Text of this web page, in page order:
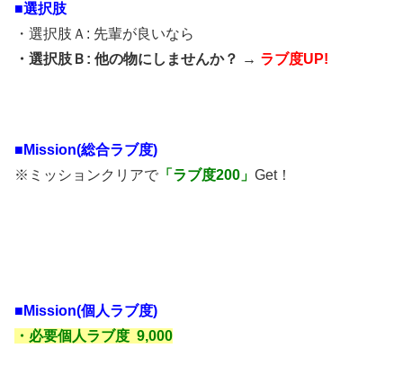
■選択肢
・選択肢Ａ: 先輩が良いなら
・選択肢Ｂ: 他の物にしませんか？ → ラブ度UP!
■Mission(総合ラブ度)
※ミッションクリアで 「ラブ度200」 Get！
■Mission(個人ラブ度)
・必要個人ラブ度 9,000